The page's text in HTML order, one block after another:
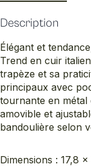
Description
Élégant et
Trend en cuir
trapèze et sa
principaux avec
tournante en métal
amovible et
bandoulière selon
Dimensions : 17,8